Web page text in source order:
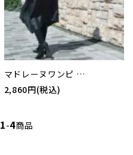
マドレーヌワンピ …
2,860円(税込)
1-4商品